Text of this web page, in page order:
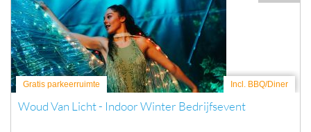
Gratis parkeerruimte Incl. BBQ/Diner
Woud Van Licht - Indoor Winter Bedrijfsevent